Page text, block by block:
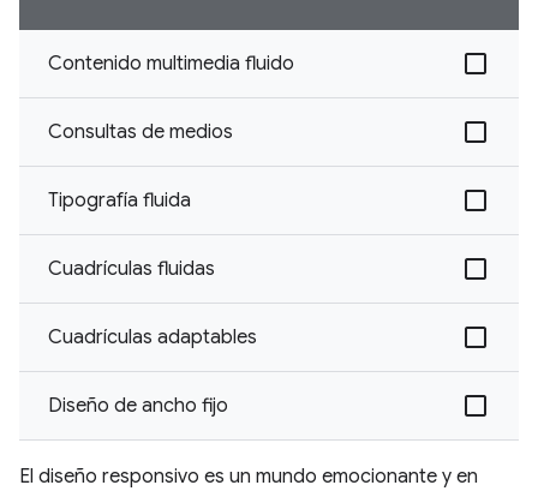
Contenido multimedia fluido
Consultas de medios
Tipografía fluida
Cuadrículas fluidas
Cuadrículas adaptables
Diseño de ancho fijo
El diseño responsivo es un mundo emocionante y en